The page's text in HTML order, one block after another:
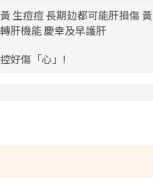
生痘痘 長期攰都可能肝損傷 黃
肝機能 慶幸及早護肝
好傷「心」!